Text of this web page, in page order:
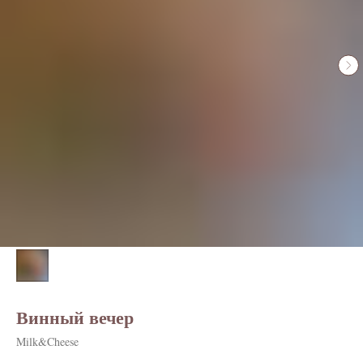
Винный вечер
Milk&Cheese